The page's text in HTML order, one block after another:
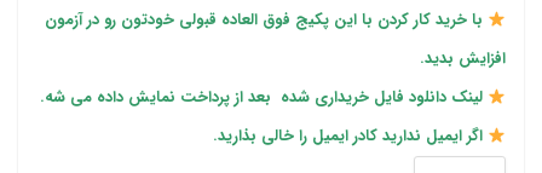
3,200,000ریال
بود.
1,562,000ریال
با خرید کار کردن با این پکیج فوق العاده قبولی خودتون رو در آزمون
افزایش بدید.
لینک دانلود فایل خریداری شده بعد از پرداخت نمایش داده می شه.
اگر ایمیل ندارید کادر ایمیل را خالی بذارید.